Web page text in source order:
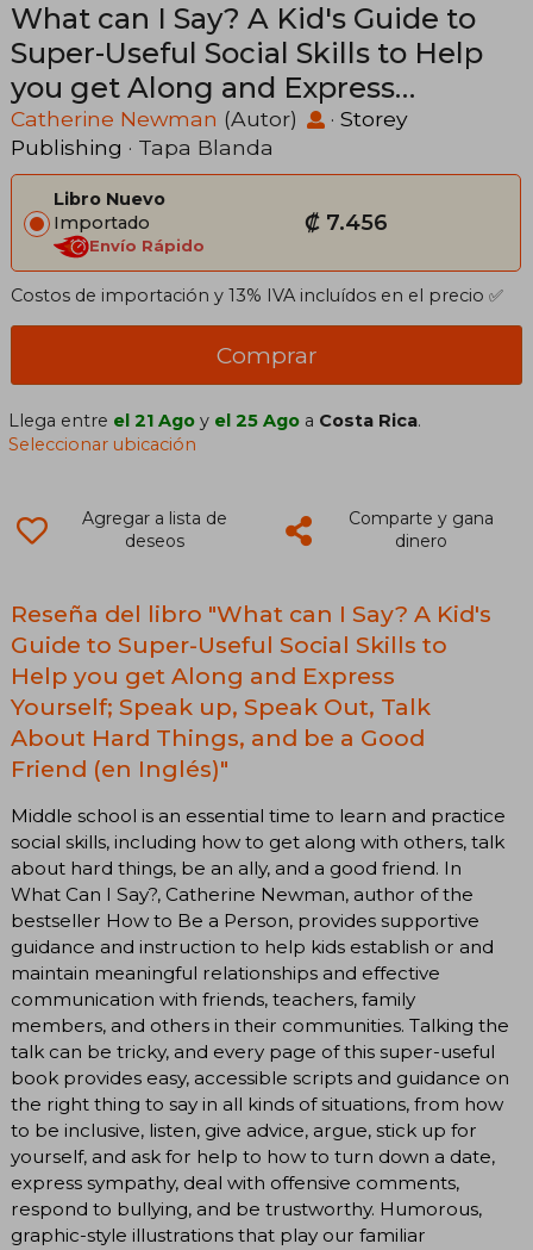
What can I Say? A Kid's Guide to
Super-Useful Social Skills to Help
you get Along and Express
Yourself; Speak up, Speak Out, Talk
About Hard Things, and be a Good
Friend (en Inglés)
Catherine Newman (Autor) · Storey
Publishing · Tapa Blanda
Libro Nuevo
Importado
Envío Rápido
₡ 7.456
Costos de importación y 13% IVA incluídos en el precio ✅
Comprar
Llega entre el 21 Ago y el 25 Ago a Costa Rica.
Seleccionar ubicación
Agregar a lista de
deseos
Comparte y gana
dinero
Reseña del libro "What can I Say? A Kid's
Guide to Super-Useful Social Skills to
Help you get Along and Express
Yourself; Speak up, Speak Out, Talk
About Hard Things, and be a Good
Friend (en Inglés)"
Middle school is an essential time to learn and practice
social skills, including how to get along with others, talk
about hard things, be an ally, and a good friend. In
What Can I Say?, Catherine Newman, author of the
bestseller How to Be a Person, provides supportive
guidance and instruction to help kids establish or and
maintain meaningful relationships and effective
communication with friends, teachers, family
members, and others in their communities. Talking the
talk can be tricky, and every page of this super-useful
book provides easy, accessible scripts and guidance on
the right thing to say in all kinds of situations, from how
to be inclusive, listen, give advice, argue, stick up for
yourself, and ask for help to how to turn down a date,
express sympathy, deal with offensive comments,
respond to bullying, and be trustworthy. Humorous,
graphic-style illustrations that play our familiar